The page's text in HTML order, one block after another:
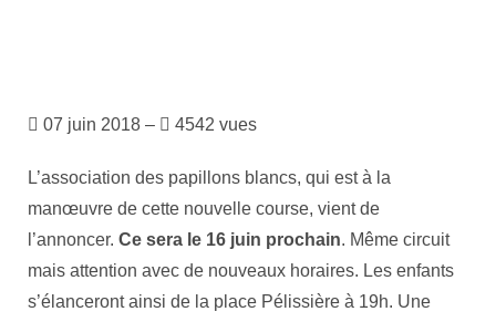
07 juin 2018 – 4542 vues
L’association des papillons blancs, qui est à la
manœuvre de cette nouvelle course, vient de
l’annoncer. Ce sera le 16 juin prochain. Même circuit
mais attention avec de nouveaux horaires. Les enfants
s’élanceront ainsi de la place Pélissière à 19h. Une